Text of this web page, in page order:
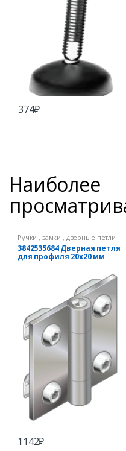
374₽
Наиболее
Ручки , замки , дверные петли
3842535684 Дверная петля
для профиля 20х20 мм
1142₽